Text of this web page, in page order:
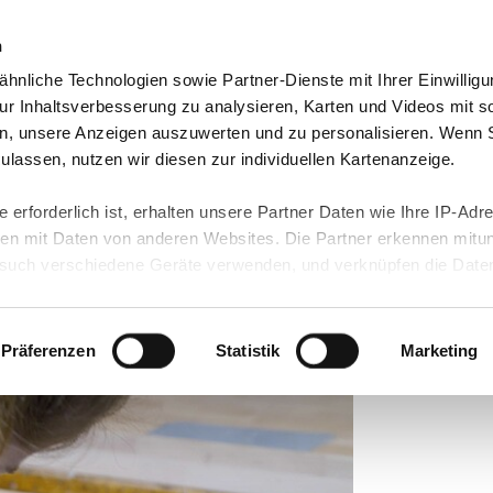
Technologien sowie Partner-Dienste mit Ihrer
Inhaltsverbesserung zu analysieren, Karten und Videos mit
unsere Anzeigen auszuwerten und zu personalisieren. Wenn
nutzen wir diesen zur individuellen Kartenanzeige.
erforderlich ist, erhalten unsere Partner Daten wie Ihre IP-
mit Daten von anderen Websites. Die Partner erkennen
verschiedene Geräte verwenden, und verknüpfen die Daten
ist kein der EU gleichwertiges Datenschutzniveau
Daten führen kann.
unserenDatenschutzhinweisenund in unsererCookie-
Funktionen für diese Zwecke aktiviert sind, müssen Sie
können mittels nachfolgender Buttons über Ihre Einwilligung für
erteilte Einwilligung stets für die Zukunft widerrufen. Bitte
Präferenzen Statistik Marketing
& Angebote Presse & Themen Jobs & Karriere